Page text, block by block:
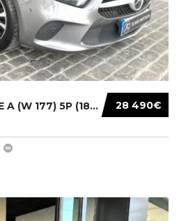
28 490€
MERCEDES BENZ CLASE A (W 177) 5P (18-) 2020....